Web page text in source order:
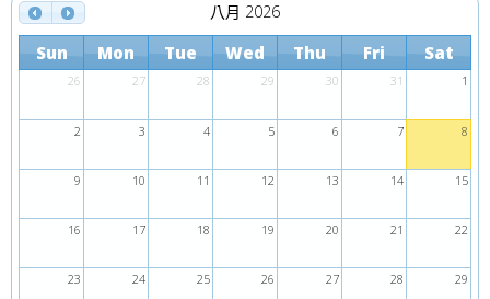
八月 2026
Sun Mon Tue Wed Thu Fri Sat
26 27 28 29 30 31 1
2 3 4 5 6 7 8
9 10 11 12 13 14 15
16 17 18 19 20 21 22
23 24 25 26 27 28 29